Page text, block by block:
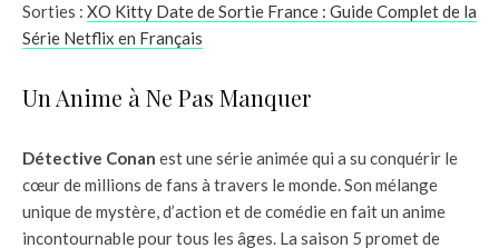
Sorties : XO Kitty Date de Sortie France : Guide Complet de la
Série Netflix en Français
Un Anime à Ne Pas Manquer
Détective Conan est une série animée qui a su conquérir le
cœur de millions de fans à travers le monde. Son mélange
unique de mystère, d’action et de comédie en fait un anime
incontournable pour tous les âges. La saison 5 promet de